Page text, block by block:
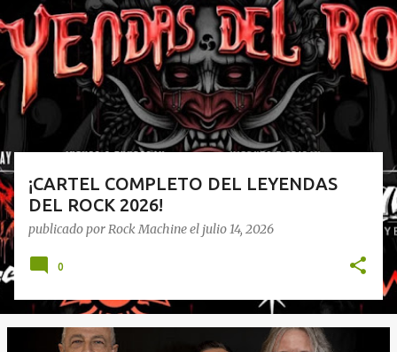
t
a
d
s
¡CARTEL COMPLETO DEL LEYENDAS
DEL ROCK 2026!
publicado porRock Machineel julio 14, 2026
0